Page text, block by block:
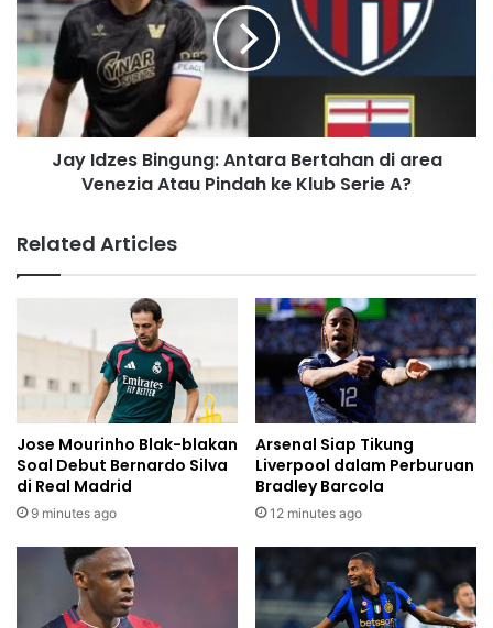
Jay Idzes Bingung: Antara Bertahan di area
Venezia Atau Pindah ke Klub Serie A?
Related Articles
Jose Mourinho Blak-blakan
Soal Debut Bernardo Silva
di Real Madrid
9 minutes ago
Arsenal Siap Tikung
Liverpool dalam Perburuan
Bradley Barcola
12 minutes ago